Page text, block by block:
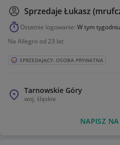
Wymiary – postać Bombowe
zestawie ma 8 cm wysokości
SprzedajeŁukasz
Ostatnie logowanie: W tym tygodniu
Na Allegro od 23 lat
SPRZEDAJĄCY: OSOBA PRYWATNA
Tarnowskie Góry
woj. śląskie
NAPISZ NA